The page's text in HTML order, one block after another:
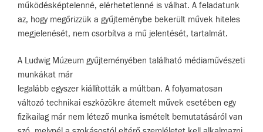
működésképtelenné, elérhetetlenné is válhat. A feladatunk
az, hogy megőrizzük a gyűjteménybe bekerült művek hiteles
megjelenését, nem csorbítva a mű jelentését, tartalmát.
A Ludwig Múzeum gyűjteményében található médiaművészeti
munkákat már
legalább egyszer kiállították a múltban. A folyamatosan
változó technikai eszközökre átemelt művek esetében egy
fizikailag már nem létező munka ismételt bemutatásáról van